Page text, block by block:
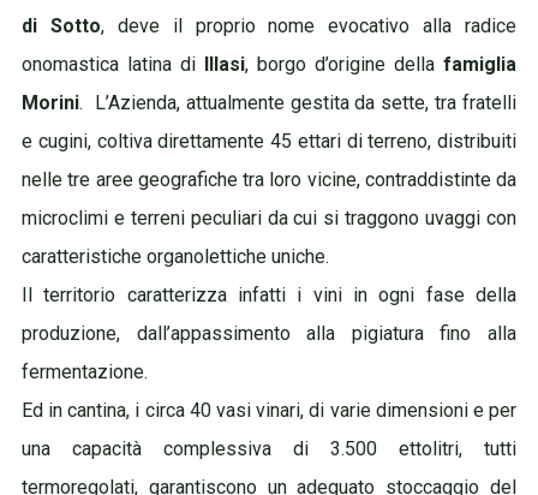
di Sotto, deve il proprio nome evocativo alla radice
onomastica latina di Illasi, borgo d’origine della famiglia
Morini. L’Azienda, attualmente gestita da sette, tra fratelli
e cugini, coltiva direttamente 45 ettari di terreno, distribuiti
nelle tre aree geografiche tra loro vicine, contraddistinte da
microclimi e terreni peculiari da cui si traggono uvaggi con
caratteristiche organolettiche uniche.
Il territorio caratterizza infatti i vini in ogni fase della
produzione, dall’appassimento alla pigiatura fino alla
fermentazione.
Ed in cantina, i circa 40 vasi vinari, di varie dimensioni e per
una capacità complessiva di 3.500 ettolitri, tutti
termoregolati, garantiscono un adeguato stoccaggio del